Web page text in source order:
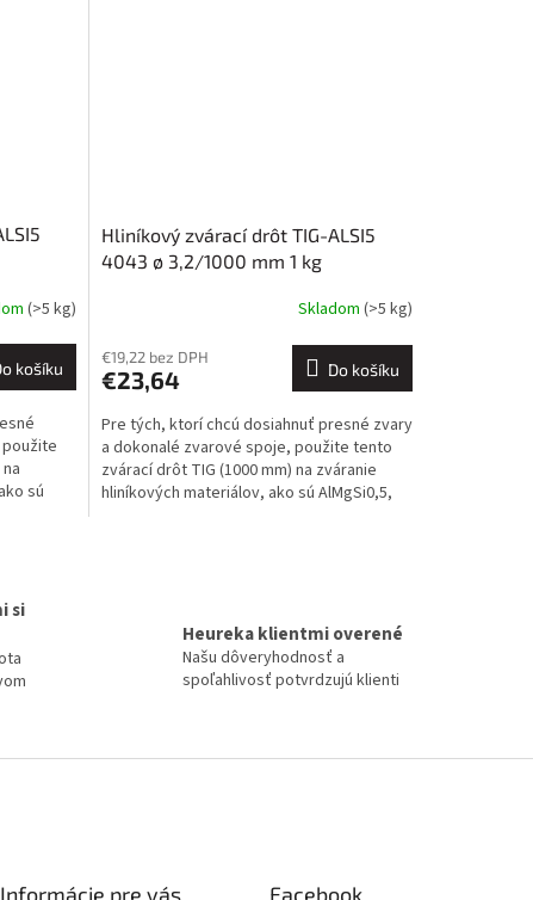
(>5 kg)
košíku
sú
Hliníkový zvárací drôt TIG-ALSI5
4043 ø 3,2/1000 mm 1 kg
Skladom (>5 kg)
€19,22 bez DPH
€23,64 Do košíku
Pre tých, ktorí chcú dosiahnuť presné zvary
a dokonalé zvarové spoje, použite tento
zvárací drôt TIG (1000 mm) na zváranie
hliníkových materiálov, ako sú AlMgSi0,5,
d
a
c
r
si
Heureka klientmi overené
Našu dôveryhodnosť a
spoľahlivosť potvrdzujú klienti
Informácie pre vás Facebook